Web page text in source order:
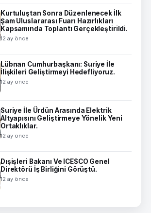
Kurtuluştan Sonra Düzenlenecek İlk
Şam Uluslararası Fuarı Hazırlıkları
Kapsamında Toplantı Gerçekleştirildi.
12 ay önce
Lübnan Cumhurbaşkanı: Suriye İle
İlişkileri Geliştirmeyi Hedefliyoruz.
12 ay önce
Suriye İle Ürdün Arasında Elektrik
Altyapısını Geliştirmeye Yönelik Yeni
Ortaklıklar.
12 ay önce
Dışişleri Bakanı Ve ICESCO Genel
Direktörü İş Birliğini Görüştü.
12 ay önce